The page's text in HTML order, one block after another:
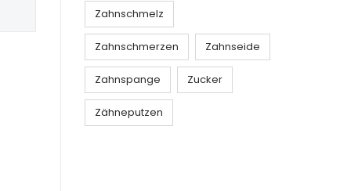
Zahnschmelz
Zahnschmerzen Zahnseide
Zahnspange Zucker
Zähneputzen